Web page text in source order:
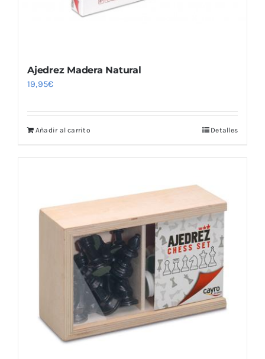
de
Ajedrez Madera Natural
19,95€
Añadir al carrito Detalles